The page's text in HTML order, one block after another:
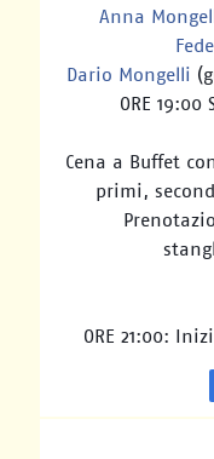
Anna
Dario Mongelli
ORE 19:00
Cena a Buffet
primi,
ORE 21:00: